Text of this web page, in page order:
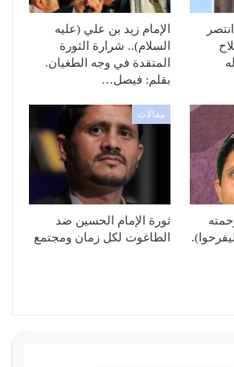
الإمام زيد بن علي (عليه
السلام).. شرارة الثورة
المتقدة في وجه الطغيان.
بقلم: فيصل…
مقالات
ثورة الإمام الحسين ضد
الطاغوت لكل زمان ومجتمع